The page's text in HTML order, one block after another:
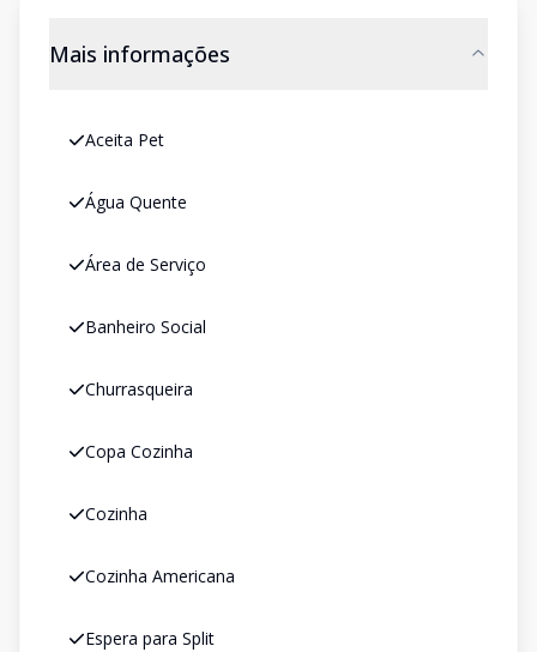
Mais informações
Aceita Pet
Água Quente
Área de Serviço
Banheiro Social
Churrasqueira
Copa Cozinha
Cozinha
Cozinha Americana
Espera para Split